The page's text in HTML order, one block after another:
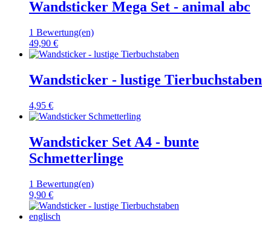
Wandsticker Mega Set - animal abc
1 Bewertung(en)
49,90 €
Wandsticker - lustige Tierbuchstaben
4,95 €
Wandsticker Set A4 - bunte
Schmetterlinge
1 Bewertung(en)
9,90 €